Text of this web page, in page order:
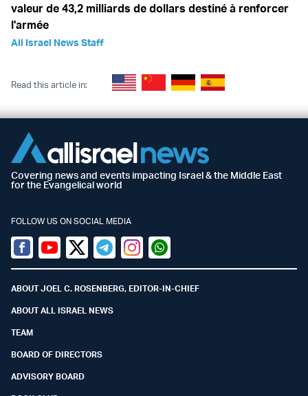
valeur de 43,2 milliards de dollars destiné à renforcer
l'armée
All Israel News Staff
Read this article in:
Covering news and events impacting Israel & the Middle East
for the Evangelical world
FOLLOW US ON SOCIAL MEDIA
Facebook
YoutubeTwitter (X)
TelegramInstagramWhatsapp
ABOUT JOEL C. ROSENBERG, EDITOR-IN-CHIEF
ABOUT ALL ISRAEL NEWS
TEAM
BOARD OF DIRECTORS
ADVISORY BOARD